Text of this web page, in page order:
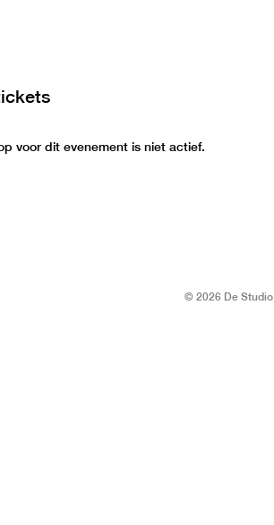
voor dit evenement is niet actief.
© 2026 De Studio